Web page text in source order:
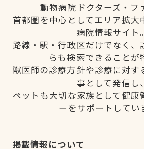
動物病院ドクターズ・フ
首都圏を中心としてエリア拡大
病院情報サイト。
路線・駅・行政区だけでなく、
らも検索できることが
獣医師の診療方針や診療に対す
事として発信し、
ペットも大切な家族として健康
ーをサポートしてい
掲載情報について